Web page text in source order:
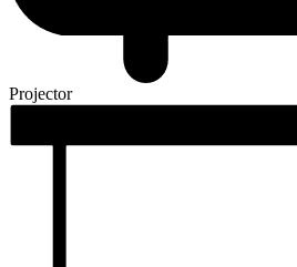
Projector